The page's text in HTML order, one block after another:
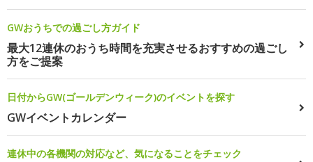
GWおうちでの過ごし方ガイド
最大12連休のおうち時間を充実させるおすすめの過ごし
方をご提案
日付からGW(ゴールデンウィーク)のイベントを探す
GWイベントカレンダー
連休中の各機関の対応など、気になることをチェック